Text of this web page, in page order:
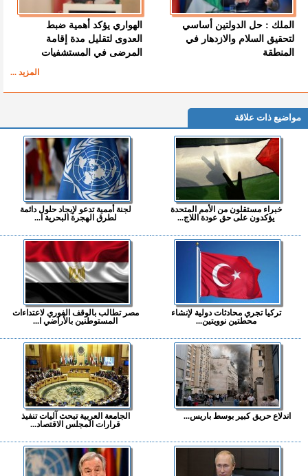
الملك : حل الدولتين أساسي
لتحقيق السلام والازدهار في
المنطقة
الهواري يؤكد أهمية ضبط
العدوى لتقليل مدة إقامة
المرضى في المستشفيات
المزيد ...
مواضيع ذات علاقة
خبراء مستقلون من الأمم المتحدة
يؤكدون على حق عودة اللاج...
لجنة أممية تدعو لإيجاد حلول دائمة
لطرق الهجرة البحرية ا...
تركيا تجري محادثات دولية لإنشاء
محطتين نوويتين...
مصر تطالب بالوقف الفوري لاعتداءات
المستوطنين بالأراضي ا...
اندلاع حريق كبير بوسط باريس...
الجامعة العربية تبحث آليات تنفيذ
قرارات المجلس الاقتصاد...